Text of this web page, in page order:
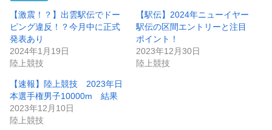
【激震！？】出雲駅伝でドー
ピング違反！？今月中に正式
発表あり
2024年1月19日
陸上競技
【駅伝】2024年ニューイヤー
駅伝の区間エントリーと注目
ポイント！
2023年12月30日
陸上競技
【速報】陸上競技 2023年日
本選手権男子10000m 結果
2023年12月10日
陸上競技